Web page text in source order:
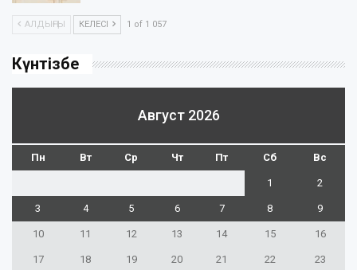
АЛДЫҢҒЫ КЕЛЕСІ 1 of 1 057
Күнтізбе
Август 2026
Пн Вт Ср Чт Пт Сб Вс
1 2
3 4 5 6 7 8 9
10 11 12 13 14 15 16
17 18 19 20 21 22 23